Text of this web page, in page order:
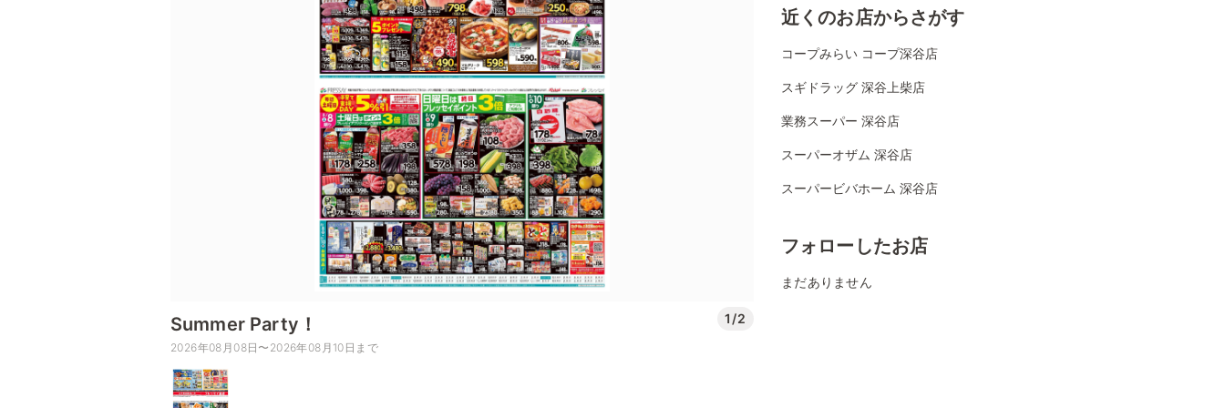
Summer Party！ 1/2
2026年08月08日〜2026年08月10日まで
近くのお店からさがす
コープみらい コープ深谷店
スギドラッグ 深谷上柴店
業務スーパー 深谷店
スーパーオザム 深谷店
スーパービバホーム 深谷店
フォローしたお店
まだありません